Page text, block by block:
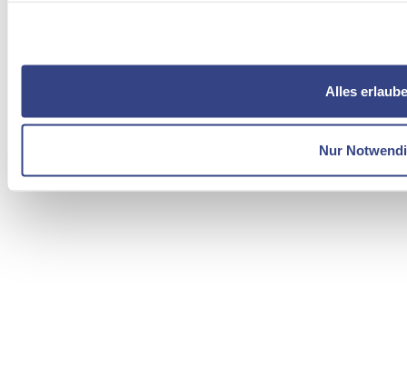
Alles
Nur